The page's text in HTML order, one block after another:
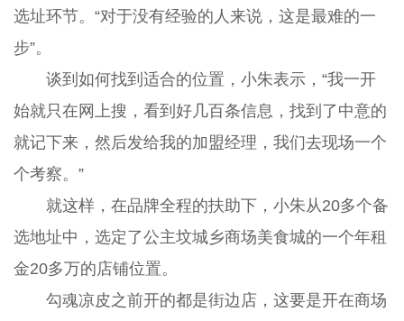
选址环节。“对于没有经验的人来说，这是最难的一
步”。
谈到如何找到适合的位置，小朱表示，“我一开
始就只在网上搜，看到好几百条信息，找到了中意的
就记下来，然后发给我的加盟经理，我们去现场一个
个考察。”
就这样，在品牌全程的扶助下，小朱从20多个备
选地址中，选定了公主坟城乡商场美食城的一个年租
金20多万的店铺位置。
勾魂凉皮之前开的都是街边店，这要是开在商场